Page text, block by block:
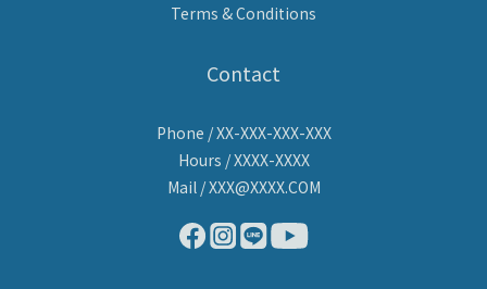
Terms & Conditions
Contact
Phone / XX-XXX-XXX-XXX
Hours / XXXX-XXXX
Mail / XXX@XXXX.COM